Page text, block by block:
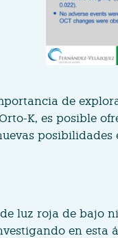
de
K, es posible
luz roja de bajo
en